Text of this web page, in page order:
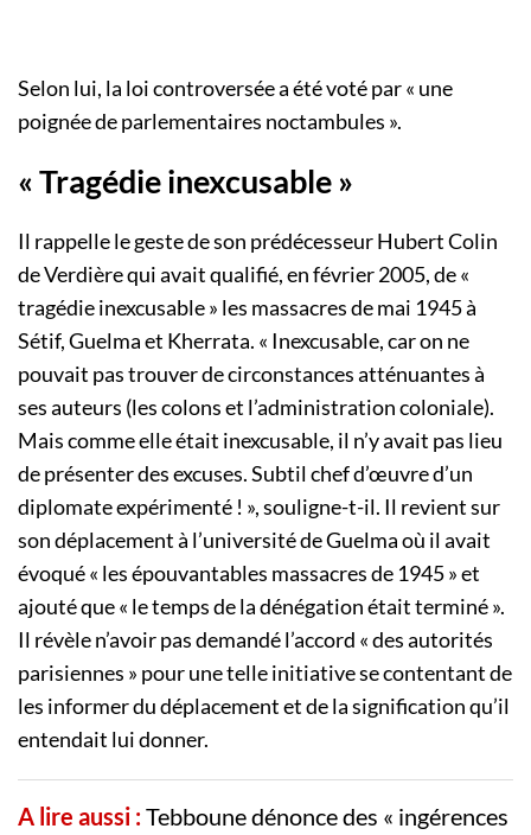
Selon lui, la loi controversée a été voté par « une
poignée de parlementaires noctambules ».
« Tragédie inexcusable »
Il rappelle le geste de son prédécesseur Hubert Colin
de Verdière qui avait qualifié, en février 2005, de «
tragédie inexcusable » les massacres de mai 1945 à
Sétif, Guelma et Kherrata. « Inexcusable, car on ne
pouvait pas trouver de circonstances atténuantes à
ses auteurs (les colons et l’administration coloniale).
Mais comme elle était inexcusable, il n’y avait pas lieu
de présenter des excuses. Subtil chef d’œuvre d’un
diplomate expérimenté ! », souligne-t-il. Il revient sur
son déplacement à l’université de Guelma où il avait
évoqué « les épouvantables massacres de 1945 » et
ajouté que « le temps de la dénégation était terminé ».
Il révèle n’avoir pas demandé l’accord « des autorités
parisiennes » pour une telle initiative se contentant de
les informer du déplacement et de la signification qu’il
entendait lui donner.
A lire aussi :Tebboune dénonce des « ingérences